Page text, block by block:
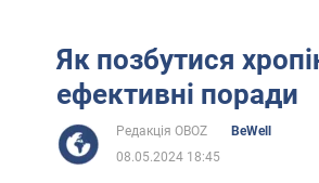
Як позбутися
ефективні поради
Редакція OBOZ
BeWell
08.05.2024 18:45